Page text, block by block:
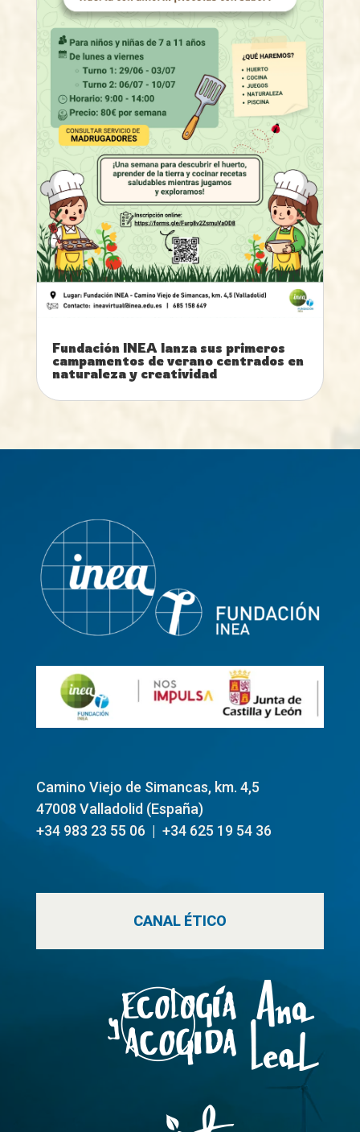
Fundación INEA lanza sus primeros
campamentos de verano centrados en
naturaleza y creatividad
Camino Viejo de Simancas, km. 4,5
47008 Valladolid (España)
+34 983 23 55 06 | +34 625 19 54 36
CANAL ÉTICO